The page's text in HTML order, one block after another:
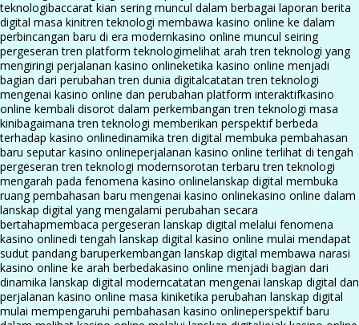
teknologibaccarat kian sering muncul dalam berbagai laporan berita
digital masa kinitren teknologi membawa kasino online ke dalam
perbincangan baru di era modernkasino online muncul seiring
pergeseran tren platform teknologimelihat arah tren teknologi yang
mengiringi perjalanan kasino onlineketika kasino online menjadi
bagian dari perubahan tren dunia digitalcatatan tren teknologi
mengenai kasino online dan perubahan platform interaktifkasino
online kembali disorot dalam perkembangan tren teknologi masa
kinibagaimana tren teknologi memberikan perspektif berbeda
terhadap kasino onlinedinamika tren digital membuka pembahasan
baru seputar kasino onlineperjalanan kasino online terlihat di tengah
pergeseran tren teknologi modernsorotan terbaru tren teknologi
mengarah pada fenomena kasino onlinelanskap digital membuka
ruang pembahasan baru mengenai kasino onlinekasino online dalam
lanskap digital yang mengalami perubahan secara
bertahapmembaca pergeseran lanskap digital melalui fenomena
kasino onlinedi tengah lanskap digital kasino online mulai mendapat
sudut pandang baruperkembangan lanskap digital membawa narasi
kasino online ke arah berbedakasino online menjadi bagian dari
dinamika lanskap digital moderncatatan mengenai lanskap digital dan
perjalanan kasino online masa kiniketika perubahan lanskap digital
mulai mempengaruhi pembahasan kasino onlineperspektif baru